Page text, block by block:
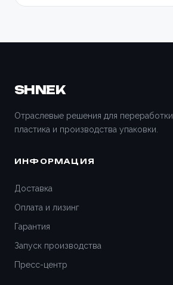
SHNEK
Отраслевые решения для переработки
пластика и производства упаковки.
ИНФОРМАЦИЯ
Доставка
Оплата и лизинг
Гарантия
Запуск производства
Пресс-центр